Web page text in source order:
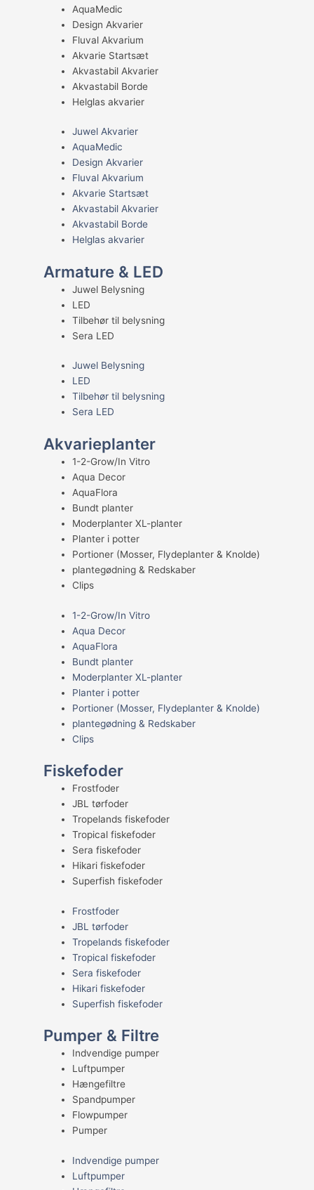
AquaMedic
Design Akvarier
Fluval Akvarium
Akvarie Startsæt
Akvastabil Akvarier
Akvastabil Borde
Helglas akvarier
Juwel Akvarier
AquaMedic
Design Akvarier
Fluval Akvarium
Akvarie Startsæt
Akvastabil Akvarier
Akvastabil Borde
Helglas akvarier
Armature & LED
Juwel Belysning
LED
Tilbehør til belysning
Sera LED
Juwel Belysning
LED
Tilbehør til belysning
Sera LED
Akvarieplanter
1-2-Grow/In Vitro
Aqua Decor
AquaFlora
Bundt planter
Moderplanter XL-planter
Planter i potter
Portioner (Mosser, Flydeplanter & Knolde)
plantegødning & Redskaber
Clips
1-2-Grow/In Vitro
Aqua Decor
AquaFlora
Bundt planter
Moderplanter XL-planter
Planter i potter
Portioner (Mosser, Flydeplanter & Knolde)
plantegødning & Redskaber
Clips
Fiskefoder
Frostfoder
JBL tørfoder
Tropelands fiskefoder
Tropical fiskefoder
Sera fiskefoder
Hikari fiskefoder
Superfish fiskefoder
Frostfoder
JBL tørfoder
Tropelands fiskefoder
Tropical fiskefoder
Sera fiskefoder
Hikari fiskefoder
Superfish fiskefoder
Pumper & Filtre
Indvendige pumper
Luftpumper
Hængefiltre
Spandpumper
Flowpumper
Pumper
Indvendige pumper
Luftpumper